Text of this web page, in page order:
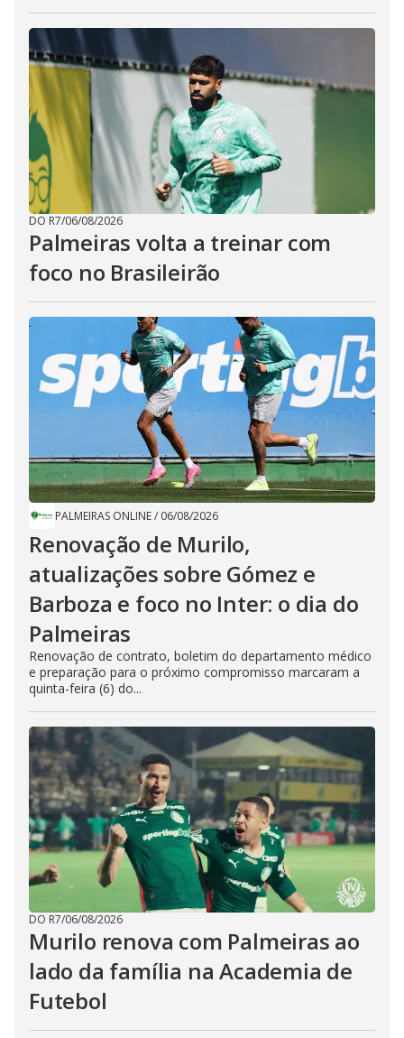
DO R7/06/08/2026
Palmeiras volta a treinar com
foco no Brasileirão
PALMEIRAS ONLINE/ 06/08/2026
Renovação de Murilo,
atualizações sobre Gómez e
Barboza e foco no Inter: o dia do
Palmeiras
Renovação de contrato, boletim do departamento médico
e preparação para o próximo compromisso marcaram a
quinta-feira (6) do...
DO R7/06/08/2026
Murilo renova com Palmeiras ao
lado da família na Academia de
Futebol